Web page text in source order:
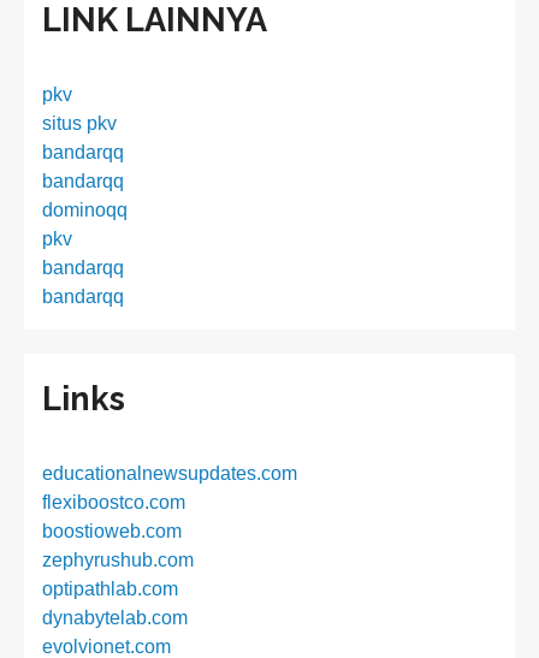
LINK LAINNYA
pkv
situs pkv
bandarqq
bandarqq
dominoqq
pkv
bandarqq
bandarqq
Links
educationalnewsupdates.com
flexiboostco.com
boostioweb.com
zephyrushub.com
optipathlab.com
dynabytelab.com
evolvionet.com